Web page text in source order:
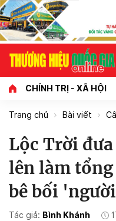
CHÍNH TRỊ - XÃ HỘI
Trang chủ Bài viết
Lộc Trời
lên làm
bê bối
Tác giả: Bình Khánh